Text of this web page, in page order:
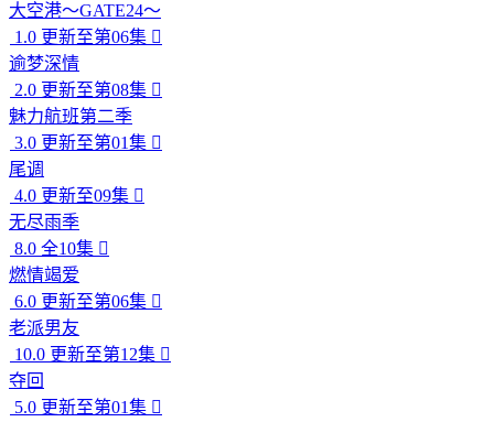
大空港～GATE24～
1.0 更新至第06集 
逾梦深情
2.0 更新至第08集 
魅力航班第二季
3.0 更新至第01集 
尾调
4.0 更新至09集 
无尽雨季
8.0 全10集 
燃情竭爱
6.0 更新至第06集 
老派男友
10.0 更新至第12集 
夺回
5.0 更新至第01集 